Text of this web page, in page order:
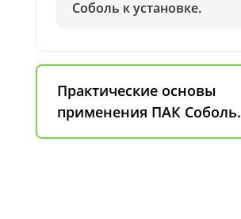
Соболь к установке.
Практические основы
применения ПАК Соболь.